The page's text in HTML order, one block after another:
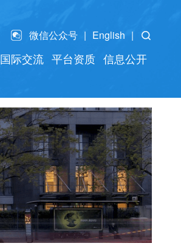
微信公众号 English
国际交流 平台资质 信息公开